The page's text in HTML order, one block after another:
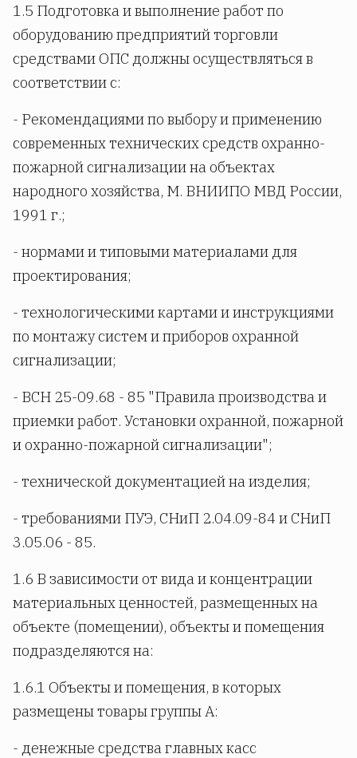
1.5 Подготовка и выполнение работ по
оборудованию предприятий торговли
средствами ОПС должны осуществляться в
соответствии с:
- Рекомендациями по выбору и применению
современных технических средств охранно-
пожарной сигнализации на объектах
народного хозяйства, М. ВНИИПО МВД России,
1991 г.;
- нормами и типовыми материалами для
проектирования;
- технологическими картами и инструкциями
по монтажу систем и приборов охранной
сигнализации;
- ВСН 25-09.68 - 85 "Правила производства и
приемки работ. Установки охранной, пожарной
и охранно-пожарной сигнализации";
- технической документацией на изделия;
- требованиями ПУЭ, СНиП 2.04.09-84 и СНиП
3.05.06 - 85.
1.6 В зависимости от вида и концентрации
материальных ценностей, размещенных на
объекте (помещении), объекты и помещения
подразделяются на:
1.6.1 Объекты и помещения, в которых
размещены товары группы А:
- денежные средства главных касс